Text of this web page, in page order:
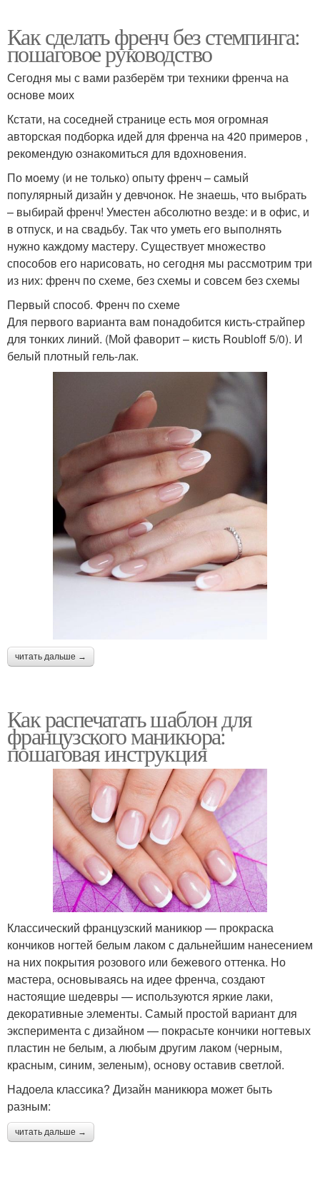
Как сделать френч без стемпинга:
пошаговое руководство
Сегодня мы с вами разберём три техники френча на
основе моих
Кстати, на соседней странице есть моя огромная
авторская подборка идей для френча на 420 примеров ,
рекомендую ознакомиться для вдохновения.
По моему (и не только) опыту френч – самый
популярный дизайн у девчонок. Не знаешь, что выбрать
– выбирай френч! Уместен абсолютно везде: и в офис, и
в отпуск, и на свадьбу. Так что уметь его выполнять
нужно каждому мастеру. Существует множество
способов его нарисовать, но сегодня мы рассмотрим три
из них: френч по схеме, без схемы и совсем без схемы
Первый способ. Френч по схеме
Для первого варианта вам понадобится кисть-страйпер
для тонких линий. (Мой фаворит – кисть Roubloff 5/0). И
белый плотный гель-лак.
читать дальше →
Как распечатать шаблон для
французского маникюра:
пошаговая инструкция
Классический французский маникюр — прокраска
кончиков ногтей белым лаком с дальнейшим нанесением
на них покрытия розового или бежевого оттенка. Но
мастера, основываясь на идее френча, создают
настоящие шедевры — используются яркие лаки,
декоративные элементы. Самый простой вариант для
эксперимента с дизайном — покрасьте кончики ногтевых
пластин не белым, а любым другим лаком (черным,
красным, синим, зеленым), основу оставив светлой.
Надоела классика? Дизайн маникюра может быть
разным:
читать дальше →